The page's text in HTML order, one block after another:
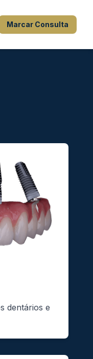
Marcar Consulta
dentários e